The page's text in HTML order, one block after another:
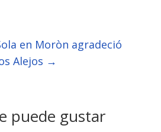
en Moròn agradeció
Alejos →
puede gustar